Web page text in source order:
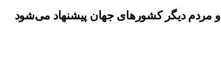
و مردم دیگر کشورهای جهان پیشنهاد می‌شود